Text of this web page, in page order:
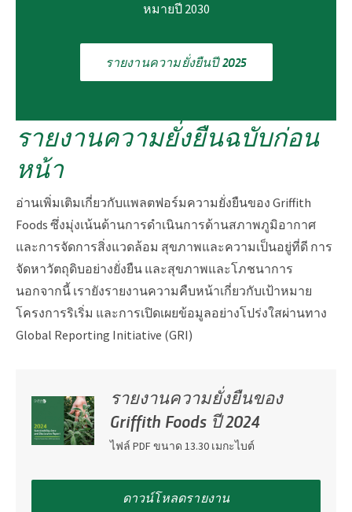
หมายปี 2030
รายงานความยั่งยืนปี 2025
รายงานความยั่งยืนฉบับก่อน
หน้า
อ่านเพิ่มเติมเกี่ยวกับแพลตฟอร์มความยั่งยืนของ Griffith
Foods ซึ่งมุ่งเน้นด้านการดำเนินการด้านสภาพภูมิอากาศ
และการจัดการสิ่งแวดล้อม สุขภาพและความเป็นอยู่ที่ดี การ
จัดหาวัตถุดิบอย่างยั่งยืน และสุขภาพและโภชนาการ
นอกจากนี้ เรายังรายงานความคืบหน้าเกี่ยวกับเป้าหมาย
โครงการริเริ่ม และการเปิดเผยข้อมูลอย่างโปร่งใสผ่านทาง
Global Reporting Initiative (GRI)
รายงานความยั่งยืนของ
Griffith Foods ปี 2024
ไฟล์ PDF ขนาด 13.30 เมกะไบต์
ดาวน์โหลดรายงาน